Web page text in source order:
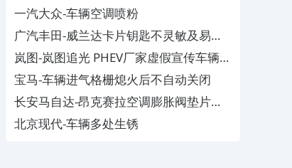
一汽大众-车辆空调喷粉
广汽丰田-威兰达卡片钥匙不灵敏及易消
磁
岚图-岚图追光 PHEV厂家虚假宣传车辆配
置与功能
宝马-车辆进气格栅熄火后不自动关闭
长安马自达-昂克赛拉空调膨胀阀垫片生
锈
北京现代-车辆多处生锈